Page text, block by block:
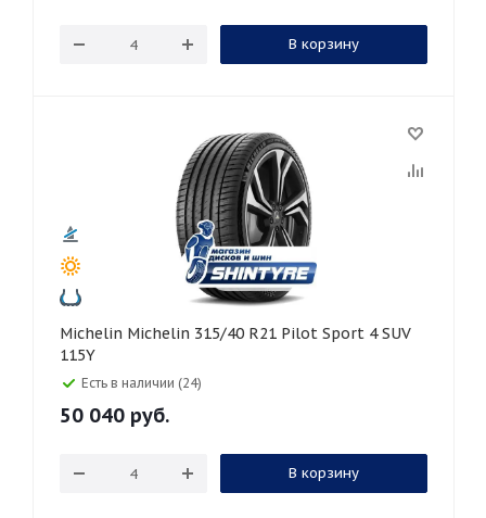
В корзину
Michelin Michelin 315/40 R21 Pilot Sport 4 SUV
115Y
Есть в наличии (24)
50 040 руб.
В корзину